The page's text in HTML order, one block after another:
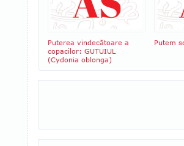
Puterea vindecătoare a
copacilor: GUTUIUL
(Cydonia oblonga)
Putem